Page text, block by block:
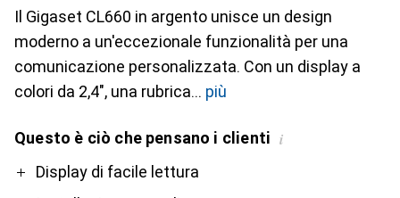
Il Gigaset CL660 in argento unisce un design
moderno a un'eccezionale funzionalità per una
comunicazione personalizzata. Con un display a
colori da 2,4", una rubrica
più
Questo è ciò che pensano i clienti i
ProDisplay di facile lettura
Contro